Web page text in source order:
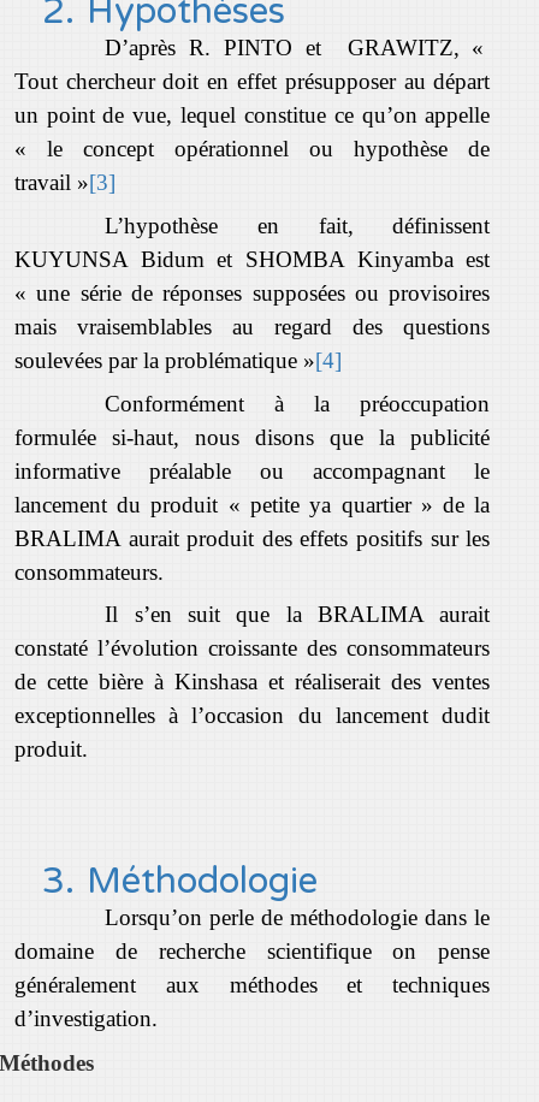
2. Hypothèses
D’après R. PINTO et GRAWITZ, «
Tout chercheur doit en effet présupposer au départ
un point de vue, lequel constitue ce qu’on appelle
« le concept opérationnel ou hypothèse de
travail »[3]
L’hypothèse en fait, définissent
KUYUNSA Bidum et SHOMBA Kinyamba est
« une série de réponses supposées ou provisoires
mais vraisemblables au regard des questions
soulevées par la problématique »[4]
Conformément à la préoccupation
formulée si-haut, nous disons que la publicité
informative préalable ou accompagnant le
lancement du produit « petite ya quartier » de la
BRALIMA aurait produit des effets positifs sur les
consommateurs.
Il s’en suit que la BRALIMA aurait
constaté l’évolution croissante des consommateurs
de cette bière à Kinshasa et réaliserait des ventes
exceptionnelles à l’occasion du lancement dudit
produit.
3. Méthodologie
Lorsqu’on perle de méthodologie dans le
domaine de recherche scientifique on pense
généralement aux méthodes et techniques
d’investigation.
Méthodes